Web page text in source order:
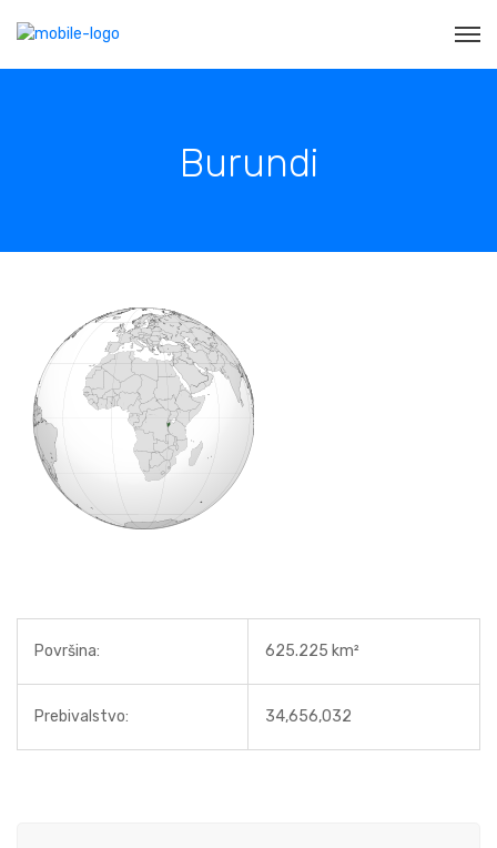
Burundi
Površina: 625.225 km²
Prebivalstvo: 34,656,032